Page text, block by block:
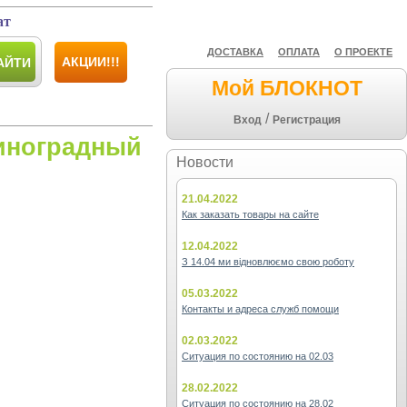
ДОСТАВКА ОПЛАТА О ПРОЕКТЕ
Мой БЛОКНОТ
Вход / Регистрация
Новости
21.04.2022
Как заказать товары на сайте
12.04.2022
З 14.04 ми відновлюємо свою роботу
05.03.2022
Контакты и адреса служб помощи
02.03.2022
Ситуация по состоянию на 02.03
28.02.2022
Ситуация по состоянию на 28.02
АКЦИИ!!!